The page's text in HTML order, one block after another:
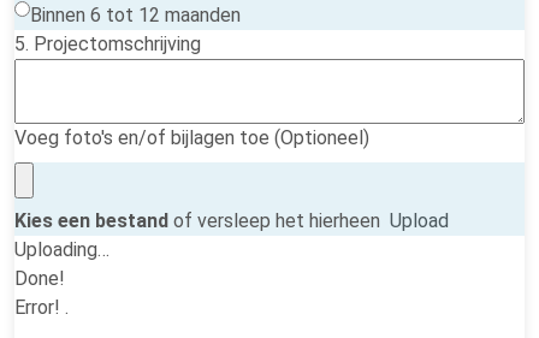
Binnen 6 tot 12 maanden
5. Projectomschrijving
Voeg foto's en/of bijlagen toe (Optioneel)
Kies een bestand of versleep het hierheen Upload
Uploading…
Done!
Error! .